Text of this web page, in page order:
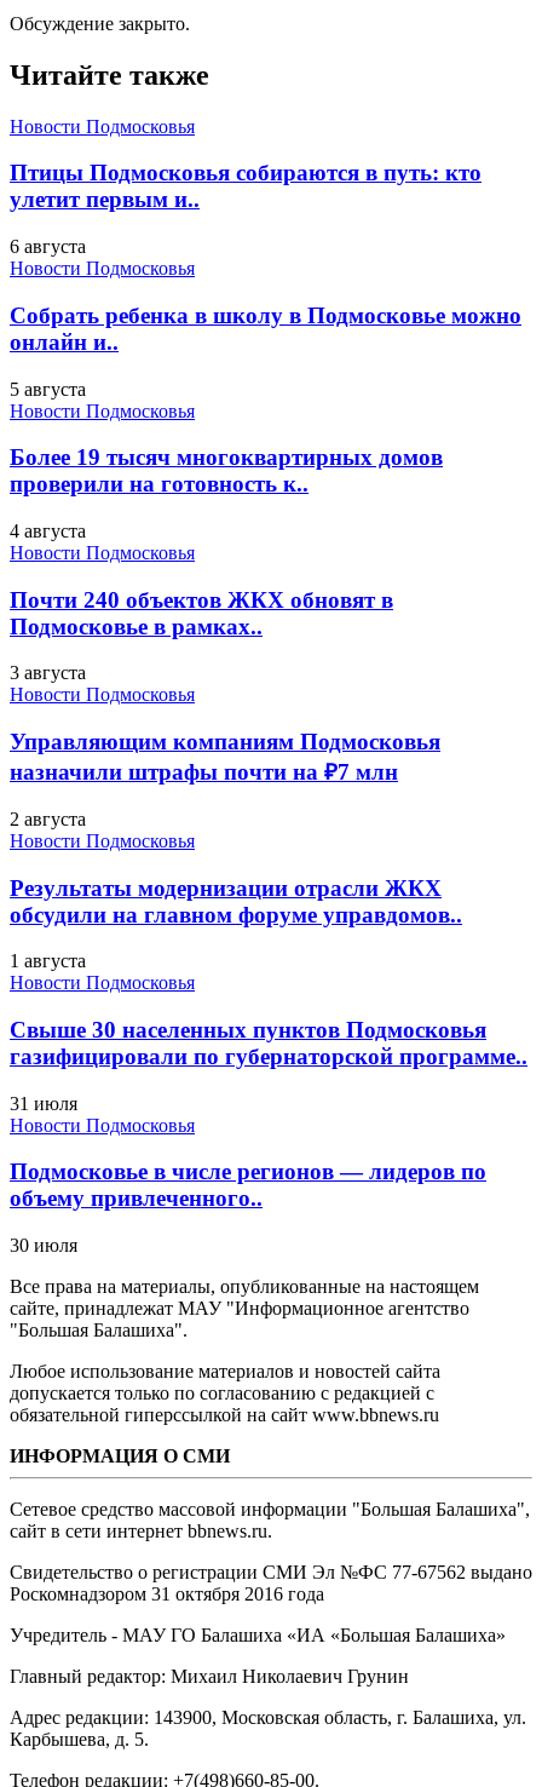
Обсуждение закрыто.
Читайте также
Новости Подмосковья
Птицы Подмосковья собираются в путь: кто
улетит первым и..
6 августа
Новости Подмосковья
Собрать ребенка в школу в Подмосковье можно
онлайн и..
5 августа
Новости Подмосковья
Более 19 тысяч многоквартирных домов
проверили на готовность к..
4 августа
Новости Подмосковья
Почти 240 объектов ЖКХ обновят в
Подмосковье в рамках..
3 августа
Новости Подмосковья
Управляющим компаниям Подмосковья
назначили штрафы почти на ₽7 млн
2 августа
Новости Подмосковья
Результаты модернизации отрасли ЖКХ
обсудили на главном форуме управдомов..
1 августа
Новости Подмосковья
Свыше 30 населенных пунктов Подмосковья
газифицировали по губернаторской программе..
31 июля
Новости Подмосковья
Подмосковье в числе регионов — лидеров по
объему привлеченного..
30 июля
Все права на материалы, опубликованные на настоящем
сайте, принадлежат МАУ "Информационное агентство
"Большая Балашиха".
Любое использование материалов и новостей сайта
допускается только по согласованию с редакцией с
обязательной гиперссылкой на сайт www.bbnews.ru
ИНФОРМАЦИЯ О СМИ
Сетевое средство массовой информации "Большая Балашиха",
сайт в сети интернет bbnews.ru.
Свидетельство о регистрации СМИ Эл №ФС ‎77-67562 выдано
Роскомнадзором 31 октября 2016 года
Учредитель - МАУ ГО Балашиха «ИА «Большая Балашиха»
Главный редактор: Михаил Николаевич Грунин
Адрес редакции: 143900, Московская область, г. Балашиха, ул.
Карбышева, д. 5.
Телефон редакции: +7(498)660-85-00.